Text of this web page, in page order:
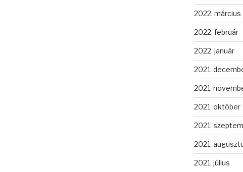
2022. március
2022. február
2022. január
2021.
2021.
2021. október
2021.
2021.
2021. július